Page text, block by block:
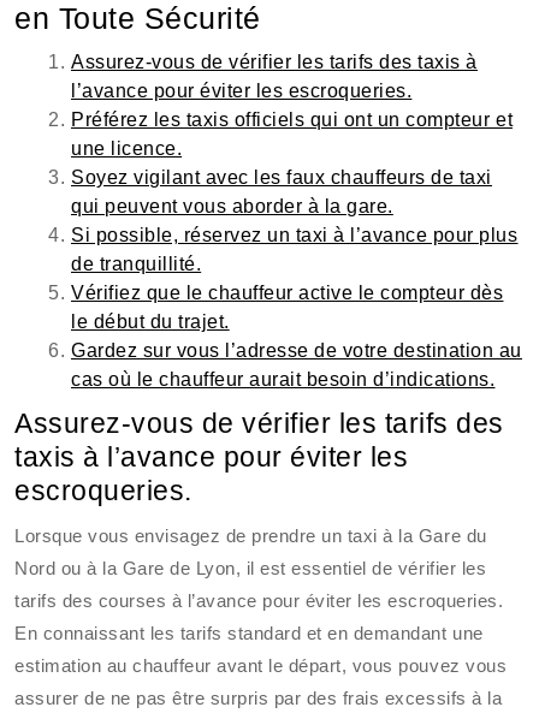
en Toute Sécurité
Assurez-vous de vérifier les tarifs des taxis à
l’avance pour éviter les escroqueries.
Préférez les taxis officiels qui ont un compteur et
une licence.
Soyez vigilant avec les faux chauffeurs de taxi
qui peuvent vous aborder à la gare.
Si possible, réservez un taxi à l’avance pour plus
de tranquillité.
Vérifiez que le chauffeur active le compteur dès
le début du trajet.
Gardez sur vous l’adresse de votre destination au
cas où le chauffeur aurait besoin d’indications.
Assurez-vous de vérifier les tarifs des
taxis à l’avance pour éviter les
escroqueries.
Lorsque vous envisagez de prendre un taxi à la Gare du
Nord ou à la Gare de Lyon, il est essentiel de vérifier les
tarifs des courses à l’avance pour éviter les escroqueries.
En connaissant les tarifs standard et en demandant une
estimation au chauffeur avant le départ, vous pouvez vous
assurer de ne pas être surpris par des frais excessifs à la